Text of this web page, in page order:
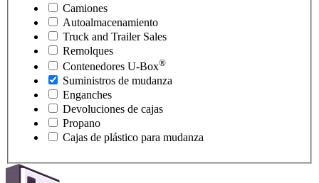
Camiones
Autoalmacenamiento
Truck and Trailer Sales
Remolques
Contenedores U-Box®
Suministros de mudanza
Enganches
Devoluciones de cajas
Propano
Cajas de plástico para mudanza